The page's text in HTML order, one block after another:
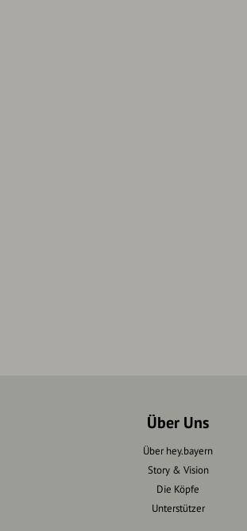
Über Uns
Über hey.bayern
Story & Vision
Die Köpfe
Unterstützer